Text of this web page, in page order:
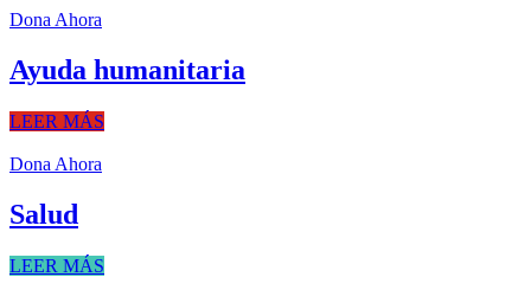
Dona Ahora
Ayuda humanitaria
Brindar respuesta a emergencias a través de la ayuda humanitaria a
LEER MÁS
Dona Ahora
Salud
Garantizarles una vida sana y ejercer su bienestar físico y mental,
LEER MÁS